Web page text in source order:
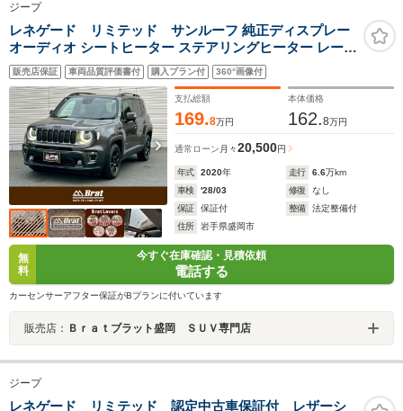
ジープ
レネゲード リミテッド サンルーフ 純正ディスプレー
オーディオ シートヒーター ステアリングヒーター レーダ
ークルーズコントロール 前後ドライブレコーダー パワー
シート BSM 衝突軽減ブレーキ レーンキープアシスト
LEDヘッドライト
販売店保証 車両品質評価書付 購入プラン付 360°画像付
支払総額
169.8万円
本体価格
162.8万円
通常ローン 月々20,500円
年式 2020年 走行 6.6万km
車検
'28/03 修復
なし
保証
保証付 整備
法定整備付
住所
岩手県盛岡市
無
料
今すぐ在庫確認・見積依頼
電話する
カーセンサーアフター保証がBプランに付いています
販売店： Ｂｒａｔブラット盛岡 ＳＵＶ専門店
ジープ
レネゲード リミテッド 認定中古車保証付 レザーシ